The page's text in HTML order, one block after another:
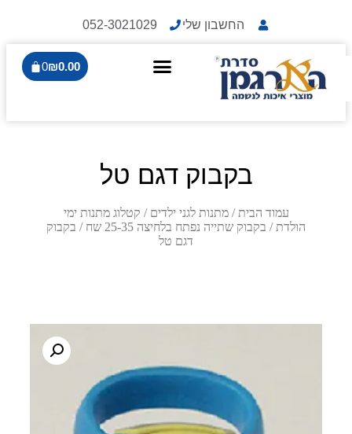
החשבון שלי 052-3021029
₪0.00
0
בקבוק דגם טל
עמוד הבית /מתנות לגני ילדים / קטלוג מתנות ימי
הולדת / בקבוק שתייה נפתח בלחיצה 25-35 שח
/ בקבוק
דגם טל